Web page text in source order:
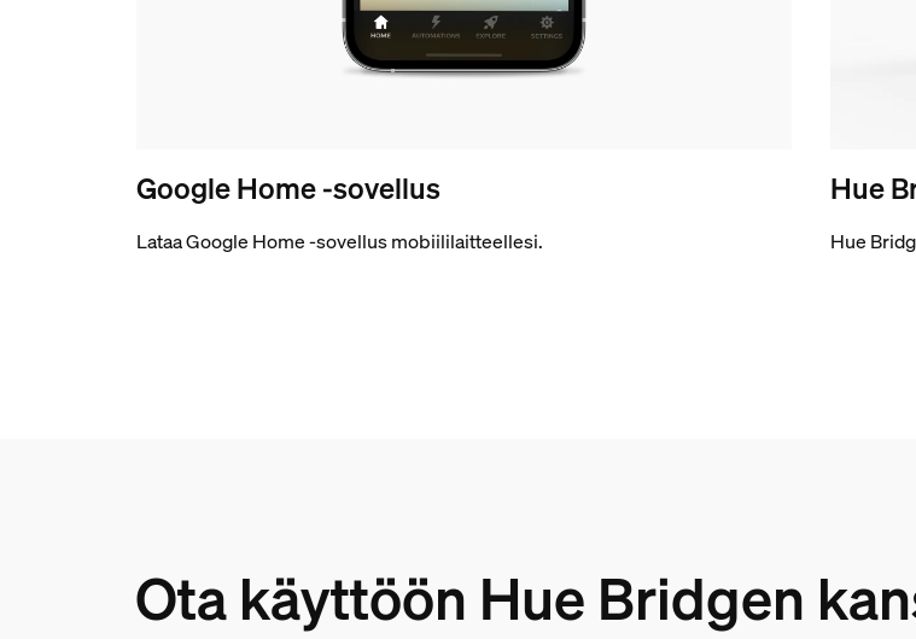
Google Home -sovellus
Lataa Google Home -sovellus mobiililaitteellesi.
Hue
Hue
Ota käyttöön Hue Bridgen